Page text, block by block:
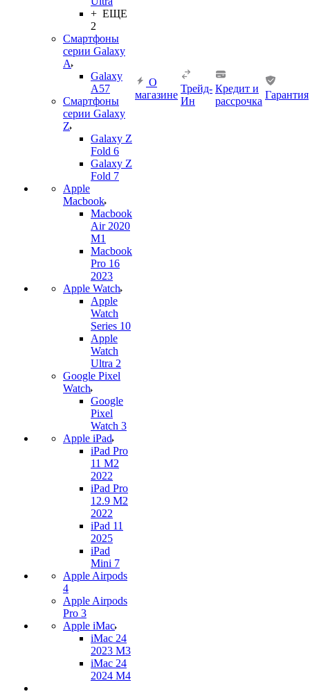
+ ЕЩЕ
2
Смартфоны
серии Galaxy
A
Galaxy
A57
Смартфоны
серии Galaxy
Z
Galaxy Z
Fold 6
Galaxy Z
Fold 7
Apple
Macbook
Macbook
Air 2020
M1
Macbook
Pro 16
2023
Apple Watch
Apple
Watch
Series 10
Apple
Watch
Ultra 2
Google Pixel
Watch
Google
Pixel
Watch 3
Apple iPad
iPad Pro
11 M2
2022
iPad Pro
12.9 M2
2022
iPad 11
2025
iPad
Mini 7
Apple Airpods
4
Apple Airpods
Pro 3
Apple iMac
iMac 24
2023 M3
iMac 24
2024 M4
О
магазине
Трейд-
Ин
Кредит и
рассрочка
Гарантия